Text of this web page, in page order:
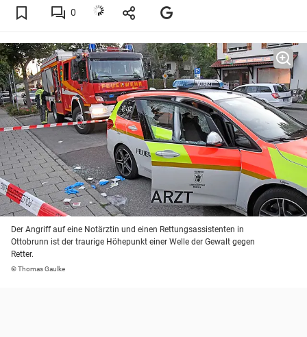
0
Der Angriff auf eine Notärztin und einen Rettungsassistenten in
Ottobrunn ist der traurige Höhepunkt einer Welle der Gewalt gegen
Retter.
© Thomas Gaulke